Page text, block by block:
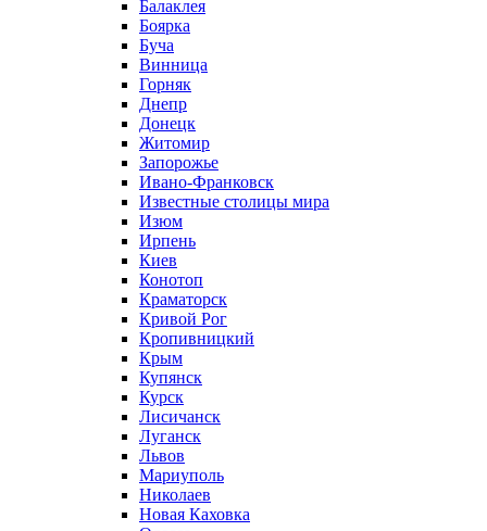
Балаклея
Боярка
Буча
Винница
Горняк
Днепр
Донецк
Житомир
Запорожье
Ивано-Франковск
Известные столицы мира
Изюм
Ирпень
Киев
Конотоп
Краматорск
Кривой Рог
Кропивницкий
Крым
Купянск
Курск
Лисичанск
Луганск
Львов
Мариуполь
Николаев
Новая Каховка